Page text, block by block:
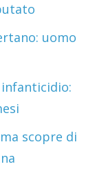
uomo
scopre di